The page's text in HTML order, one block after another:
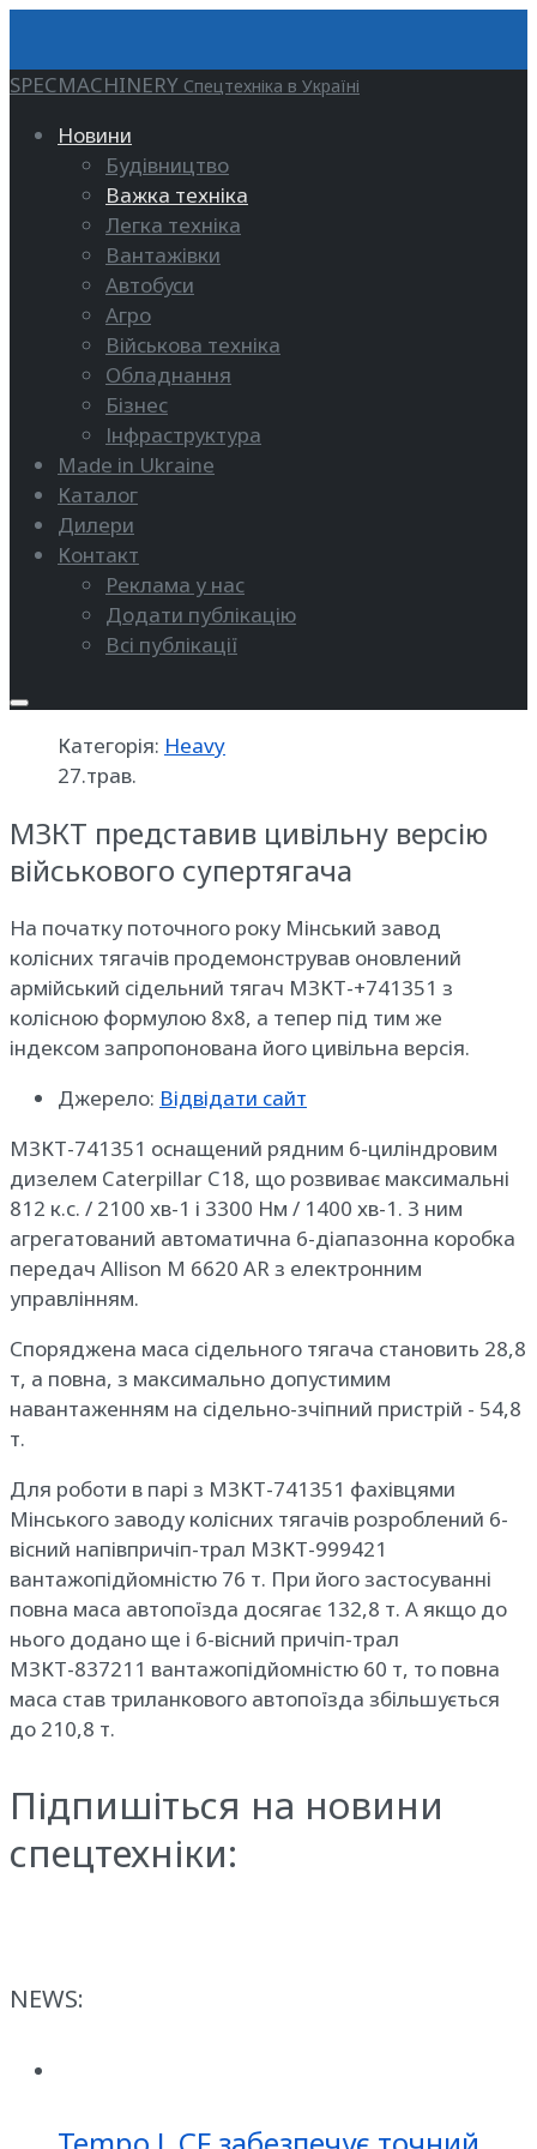
SPECMACHINERY Спецтехніка в Україні
Новини
Будівництво
Важка техніка
Легка техніка
Вантажівки
Автобуси
Агро
Військова техніка
Обладнання
Бізнес
Інфраструктура
Made in Ukraine
Каталог
Дилери
Контакт
Реклама у нас
Додати публікацію
Всі публікації
Категорія: Heavy
27.трав.
МЗКТ представив цивільну версію
військового супертягача
На початку поточного року Мінський завод
колісних тягачів продемонстрував оновлений
армійський сідельний тягач МЗКТ-+741351 з
колісною формулою 8х8, а тепер під тим же
індексом запропонована його цивільна версія.
Джерело: Відвідати сайт
МЗКТ-741351 оснащений рядним 6-циліндровим
дизелем Caterpillar C18, що розвиває максимальні
812 к.с. / 2100 хв-1 і 3300 Нм / 1400 хв-1. З ним
агрегатований автоматична 6-діапазонна коробка
передач Allison M 6620 AR з електронним
управлінням.
Споряджена маса сідельного тягача становить 28,8
т, а повна, з максимально допустимим
навантаженням на сідельно-зчіпний пристрій - 54,8
т.
Для роботи в парі з МЗКТ-741351 фахівцями
Мінського заводу колісних тягачів розроблений 6-
вісний напівпричіп-трал МЗКТ-999421
вантажопідйомністю 76 т. При його застосуванні
повна маса автопоїзда досягає 132,8 т. А якщо до
нього додано ще і 6-вісний причіп-трал
МЗКТ-837211 вантажопідйомністю 60 т, то повна
маса став триланкового автопоїзда збільшується
до 210,8 т.
Підпишіться на новини
спецтехніки:
NEWS: